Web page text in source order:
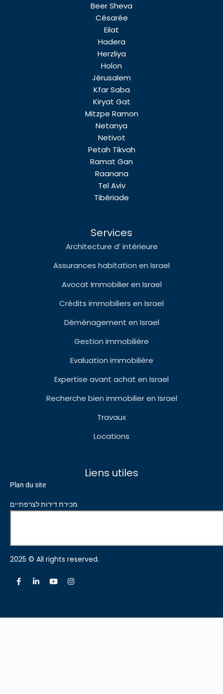
Beer Sheva
Césarée
Eilat
Hadera
Herzliya
Holon
Jérusalem
Kfar Saba
Kiryat Gat
Mitzpe Ramon
Netanya
Netivot
Petah Tikvah
Ramat Gan
Raanana
Tel Aviv
Tibériade
Services
Architecture d’ intérieure
Assurances habitation en Israel
Avocat Immobilier en Israel
Crédits immobiliers en Israel
Déménagement en Israel
Gestion immobilière
Evaluation immobilière
Expertise avant achat en Israel
Recherche bien immobilier en Israel
Travaux
Locations
Liens utiles
Plan du site
מכירת דירות לצרפתיים
2025 © All rights reserved.